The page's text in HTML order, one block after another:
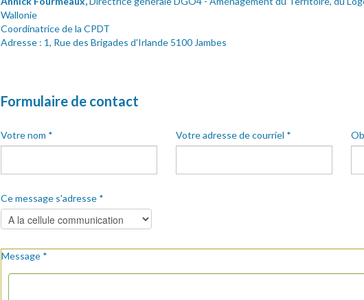
Wallonie
Coordinatrice de la CPDT
Adresse : 1, Rue des Brigades d'Irlande 5100 Jambes
Formulaire de contact
Votre nom * Votre adresse de courriel *
Ce message s'adresse *
Message *